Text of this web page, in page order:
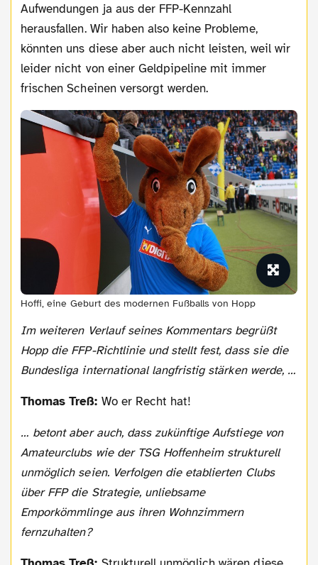
Aufwendungen ja aus der FFP-Kennzahl
herausfallen. Wir haben also keine Probleme,
könnten uns diese aber auch nicht leisten, weil wir
leider nicht von einer Geldpipeline mit immer
frischen Scheinen versorgt werden.
Hoffi, eine Geburt des modernen Fußballs von Hopp
Im weiteren Verlauf seines Kommentars begrüßt
Hopp die FFP-Richtlinie und stellt fest, dass sie die
Bundesliga international langfristig stärken werde, …
Thomas Treß: Wo er Recht hat!
… betont aber auch, dass zukünftige Aufstiege von
Amateurclubs wie der TSG Hoffenheim strukturell
unmöglich seien. Verfolgen die etablierten Clubs
über FFP die Strategie, unliebsame
Emporkömmlinge aus ihren Wohnzimmern
fernzuhalten?